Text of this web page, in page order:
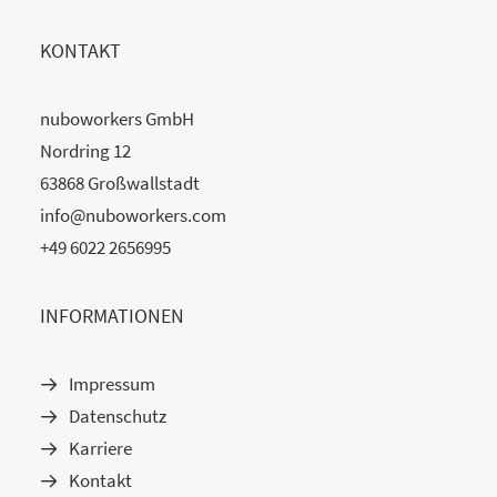
KONTAKT
nuboworkers GmbH
Nordring 12
63868 Großwallstadt
info@nuboworkers.com
+49 6022 2656995
INFORMATIONEN
Impressum
Datenschutz
Karriere
Kontakt